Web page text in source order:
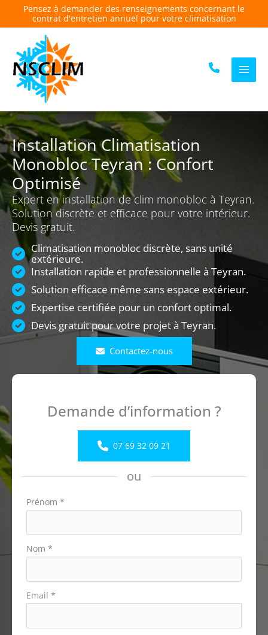
Pensez à demander des renseignements concernant le
contrat d'entretien annuel pour votre climatisation
Installation Climatisation
Monobloc Teyran : Confort
Optimisé
Expert en installation de clim monobloc à Teyran.
Solution discrète et efficace pour votre intérieur.
Devis gratuit.
Climatisation monobloc discrète, sans unité
extérieure.
Installation rapide et professionnelle à Teyran.
Solution efficace même sans espace extérieur.
Expertise certifiée pour un confort optimal.
Devis gratuit pour votre projet à Teyran.
Contactez-nous
Demande d’information ?
07 69 32 09 21
ou
Formulaire
avec
téléphone
Prénom *
Nom *
Email *